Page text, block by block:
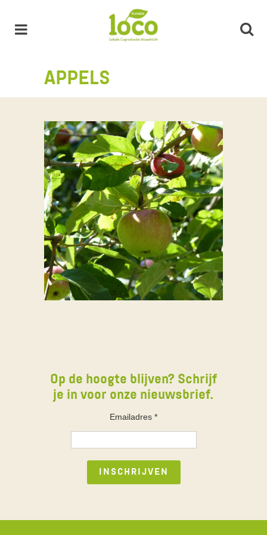
APPELS
Op de hoogte blijven? Schrijf
je in voor onze nieuwsbrief.
Emailadres *